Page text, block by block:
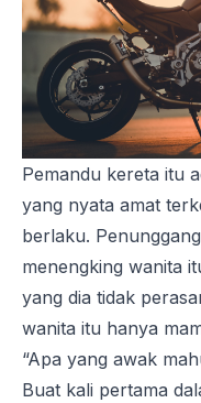
Pemandu kereta itu
yang nyata amat
berlaku.
menengking wanita
yang dia tidak
wanita itu hanya
“Apa yang awak
Buat kali pertama